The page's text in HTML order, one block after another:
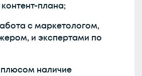
плана;
с маркетологом,
и экспертами по
наличие